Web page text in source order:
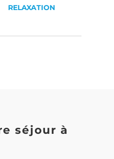
RELAXATION
séjour à